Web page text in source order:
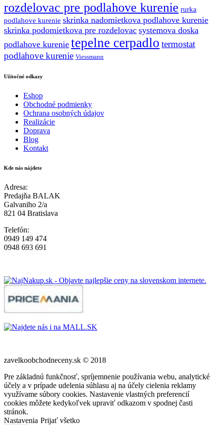
rozdelovac pre podlahove kurenie rurka
podlahove kurenie skrinka nadomietkova podlahove kurenie
skrinka podomietkova pre rozdelovac systemova doska
podlahove kurenie tepelne cerpadlo termostat
podlahove kurenie Viessmann
Užitočné odkazy
Eshop
Obchodné podmienky
Ochrana osobných údajov
Realizácie
Doprava
Blog
Kontakt
Kde nás nájdete
Adresa:
Predajňa BALAK
Galvaniho 2/a
821 04 Bratislava
Telefón:
0949 149 474
0948 693 691
zavelkoobchodneceny.sk © 2018
Pre základnú funkčnosť, spríjemnenie používania webu, analytické
účely a v prípade udelenia súhlasu aj na účely cielenia reklamy
využívame súbory cookies. Nastavenie vlastných preferencií
cookies môžete kedykoľvek upraviť odkazom v spodnej časti
stránok.
Nastavenia Prijať všetko